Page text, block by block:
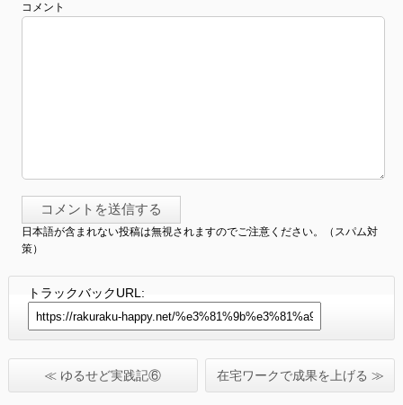
コメント
日本語が含まれない投稿は無視されますのでご注意ください。（スパム対
策）
トラックバックURL:
≪ ゆるせど実践記⑥ 在宅ワークで成果を上げる ≫